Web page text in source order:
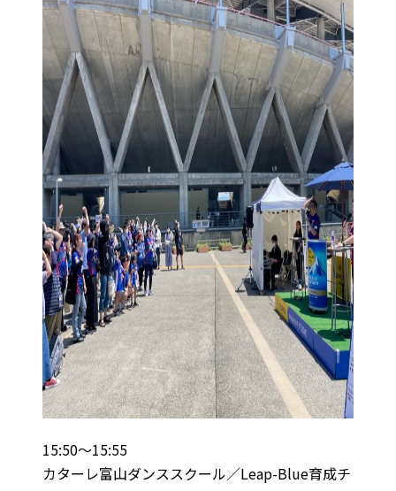
15:50～15:55
カターレ富山ダンススクール／Leap-Blue育成チ